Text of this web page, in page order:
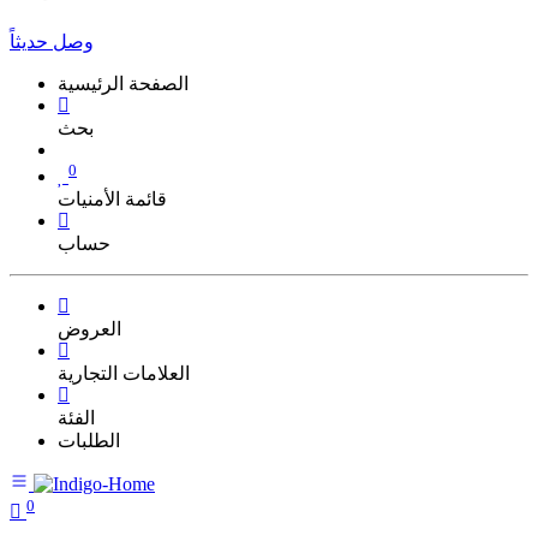
وصل حديثاً
الصفحة الرئيسية
بحث
0
قائمة الأمنيات
حساب
العروض
العلامات التجارية
الفئة
الطلبات
0